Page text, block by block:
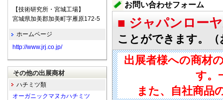
お問い合わせフォーム
■ ジャパンロー
ことができます。
出展者様への商材
す。
また、自社商品
【技術研究所・宮城工場】
宮城県加美郡加美町字雁原172-5
ホームページ
http://www.jrj.co.jp/
その他の出展商材
ハチミツ類
オーガニックマヌカハチミツ